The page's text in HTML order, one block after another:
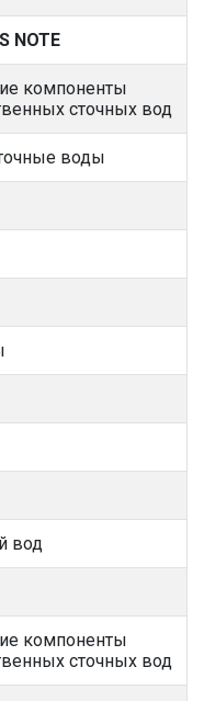
NOTE
компоненты
сточных вод
воды
вод
компоненты
сточных вод